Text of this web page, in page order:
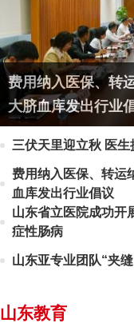
费用纳入医保、转
大脐血库发出行业
三伏天里迎立秋 医
费用纳入医保、转运
血库发出行业倡议
山东省立医院成功开
症性肠病
山东亚专业团队“夹
山东教育